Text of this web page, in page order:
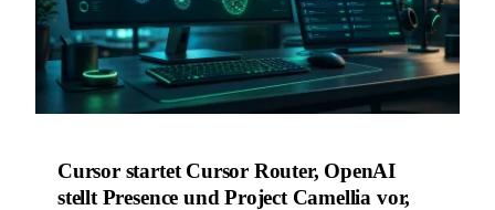
Cursor startet Cursor Router, OpenAI
stellt Presence und Project Camellia vor,